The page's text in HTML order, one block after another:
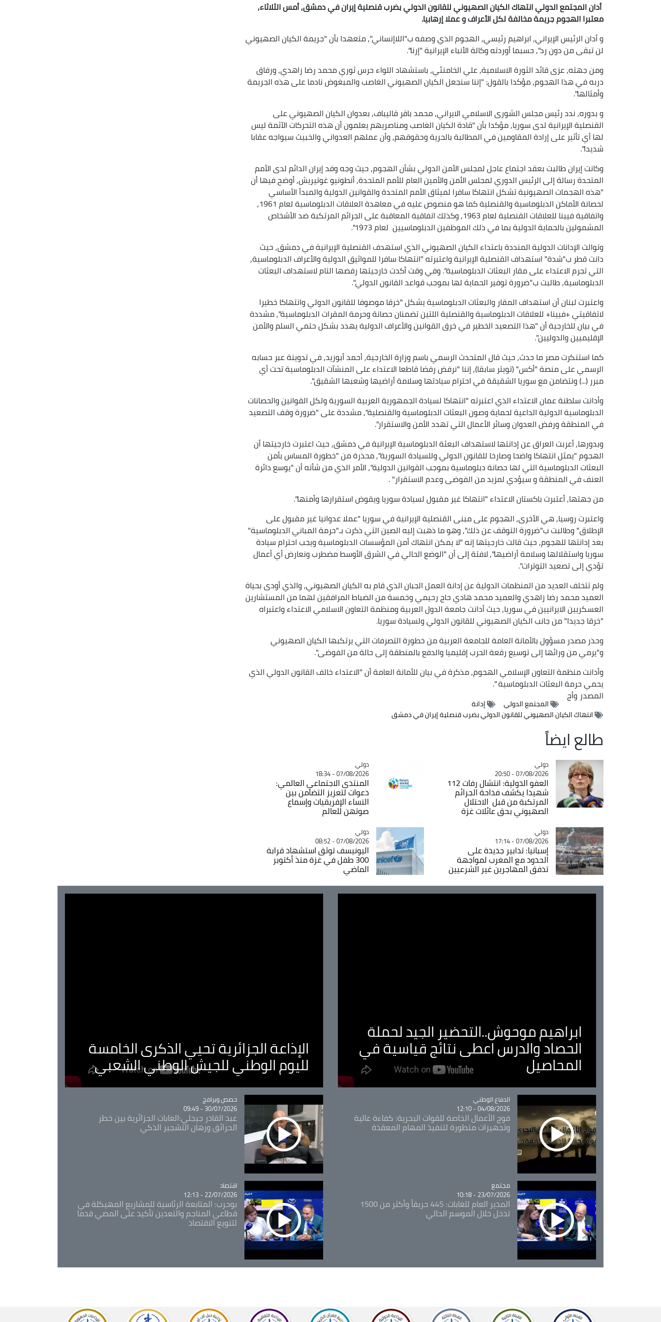
أدان المجتمع الدولي انتهاك الكيان الصهيوني للقانون الدولي بضرب قنصلية إيران في دمشق, أمس الثلاثاء,
معتبرا الهجوم جريمة مخالفة لكل الأعراف و عملا إرهابيا.
و أدان الرئيس الإيراني, ابراهيم رئيسي, الهجوم الذي وصفه ب"اللاإنساني", متعهدا بأن "جريمة الكيان الصهيوني
لن تبقى من دون رد", حسبما أوردته وكالة الأنباء الإيرانية "إرنا".
ومن جهته, عزى قائد الثورة الاسلامية, علي الخامنئي, باستشهاد اللواء حرس ثوري محمد رضا زاهدي, ورفاق
دربه في هذا الهجوم, مؤكدا بالقول: "إننا سنجعل الكيان الصهيوني الغاصب والمبغوض نادما على هذه الجريمة
وأمثالها".
و بدوره, ندد رئيس مجلس الشورى الاسلامي الايراني, محمد باقر قاليباف, بعدوان الكيان الصهيوني على
القنصلية الإيرانية لدى سوريا, مؤكدا بأن "قادة الكيان الغاصب ومناصريهم يعلمون أن هذه التحركات الآثمة ليس
لها أي تأثير على إرادة المقاومين في المطالبة بالحرية وحقوقهم, وأن عملهم العدواني والخبيث سيواجه عقابا
شديدا".
وكانت إيران طالبت بعقد اجتماع عاجل لمجلس الأمن الدولي بشأن الهجوم, حيث وجه وفد إيران الدائم لدى الأمم
المتحدة رسالة إلى الرئيس الدوري لمجلس الأمن والأمين العام للأمم المتحدة, أنطونيو غوتيريش, أوضح فيها أن
"هذه الهجمات الصهيونية تشكل انتهاكا سافرا لميثاق الأمم المتحدة والقوانين الدولية والمبدأ الأساسي
لحصانة الأماكن الدبلوماسية والقنصلية كما هو منصوص عليه في معاهدة العلاقات الدبلوماسية لعام 1961,
واتفاقية فيينا للعلاقات القنصلية لعام 1963, وكذلك اتفاقية المعاقبة على الجرائم المرتكبة ضد الأشخاص
المشمولين بالحماية الدولية بما في ذلك الموظفين الدبلوماسيين لعام 1973".
وتوالت الإدانات الدولية المنددة باعتداء الكيان الصهيوني الذي استهدف القنصلية الإيرانية في دمشق, حيث
دانت قطر ب"شدة" استهداف القنصلية الإيرانية واعتبرته "انتهاكا سافرا للمواثيق الدولية والأعراف الدبلوماسية,
التي تجرم الاعتداء على مقار البعثات الدبلوماسية". وفي وقت أكدت خارجيتها رفضها التام لاستهداف البعثات
الدبلوماسية, طالبت ب"ضرورة توفير الحماية لها بموجب قواعد القانون الدولي".
واعتبرت لبنان أن استهداف المقار والبعثات الدبلوماسية يشكل "خرقا موصوفا للقانون الدولي وانتهاكا خطيرا
لاتفاقيتي +فيينا+ للعلاقات الدبلوماسية والقنصلية اللتين تضمنان حصانة وحرمة المقرات الدبلوماسية", مشددة
في بيان للخارجية أن "هذا التصعيد الخطير في خرق القوانين والأعراف الدولية يهدد بشكل حتمي السلم والأمن
الإقليميين والدوليين".
كما استنكرت مصر ما حدث, حيث قال المتحدث الرسمي باسم وزارة الخارجية, أحمد أبوزيد, في تدوينة عبر حسابه
الرسمي على منصة "أكس" (تويتر سابقا), إننا "نرفض رفضا قاطعا الاعتداء على المنشآت الدبلوماسية تحت أي
مبرر (...) ونتضامن مع سوريا الشقيقة في احترام سيادتها وسلامة أراضيها وشعبها الشقيق".
وأدانت سلطنة عمان الاعتداء الذي اعتبرته "انتهاكا لسيادة الجمهورية العربية السورية ولكل القوانين والحصانات
الدبلوماسية الدولية الداعية لحماية وصون البعثات الدبلوماسية والقنصلية", مشددة على "ضرورة وقف التصعيد
في المنطقة ورفض العدوان وسائر الأعمال التي تهدد الأمن والاستقرار".
وبدورها, أعربت العراق عن إدانتها لاستهداف البعثة الدبلوماسية الإيرانية في دمشق, حيث اعتبرت خارجيتها أن
الهجوم "يمثل انتهاكا واضحا وصارخا للقانون الدولي وللسيادة السورية", محذرة من "خطورة المساس بأمن
البعثات الدبلوماسية التي لها حصانة دبلوماسية بموجب القوانين الدولية", الأمر الذي من شأنه أن "يوسع دائرة
العنف في المنطقة و سيؤدي لمزيد من الفوضى وعدم الاستقرار" .
من جهتها, أعتبرت باكستان الاعتداء "انتهاكا غير مقبول لسيادة سوريا ويقوض استقرارها وأمنها".
واعتبرت روسيا, هي الأخرى, الهجوم على مبنى القنصلية الإيرانية في سوريا "عملا عدوانيا غير مقبول على
الإطلاق" وطالبت ب"ضرورة التوقف عن ذلك", وهو ما ذهبت إليه الصين التي ذكرت بـ"حرمة المباني الدبلوماسية"
بعد إدانتها للهجوم, حيث قالت خارجيتها إنه "لا يمكن انتهاك أمن المؤسسات الدبلوماسية ويجب احترام سيادة
سوريا واستقلالها وسلامة أراضيها", لافتة إلى أن "الوضع الحالي في الشرق الأوسط مضطرب ونعارض أي أعمال
تؤدي إلى تصعيد التوترات".
ولم تتخلف العديد من المنظمات الدولية عن إدانة العمل الجبان الذي قام به الكيان الصهيوني, والذي أودى بحياة
العميد محمد رضا زاهدي والعميد محمد هادي حاج رحيمي وخمسة من الضباط المرافقين لهما من المستشارين
العسكريين الايرانيين في سوريا, حيث أدانت جامعة الدول العربية ومنظمة التعاون الاسلامي الاعتداء واعتبراه
"خرقا جديدا" من جانب الكيان الصهيوني للقانون الدولي ولسيادة سوريا.
وحذر مصدر مسؤول بالأمانة العامة للجامعة العربية من خطورة التصرفات التي يرتكبها الكيان الصهيوني
و"يرمي من ورائها إلى توسيع رقعة الحرب إقليميا والدفع بالمنطقة إلى حالة من الفوضى".
وأدانت منظمة التعاون الإسلامي الهجوم, مذكرة في بيان للأمانة العامة أن "الاعتداء خالف القانون الدولي الذي
يحمي حرمة البعثات الدبلوماسية ".
المصدر وأج
المجتمع الدولي
إدانة
انتهاك الكيان الصهيوني للقانون الدولي بضرب قنصلية إيران في دمشق
طالع ايضاً
Catégorie
دولي
07/08/2026 - 20:50
العفو الدولية: انتشال رفات 112
شهيدا يكشف فداحة الجرائم
المرتكبة من قبل الاحتلال
الصهيوني بحق عائلات غزة
Catégorie
دولي
07/08/2026 - 18:34
المنتدى الاجتماعي العالمي:
دعوات لتعزيز التضامن بين
النساء الإفريقيات وإسماع
صوتهن للعالم
Catégorie
دولي
07/08/2026 - 17:14
إسبانيا: تدابير جديدة على
الحدود مع المغرب لمواجهة
تدفق المهاجرين غير الشرعيين
Catégorie
دولي
07/08/2026 - 08:52
اليونيسف توثق استشهاد قرابة
300 طفل في غزة منذ أكتوبر
الماضي
ابراهيم موحوش..التحضير الجيد لحملة
الحصاد والدرس اعطى نتائج قياسية في
المحاصيل
الإذاعة الجزائرية تحيي الذكرى الخامسة
لليوم الوطني للجيش الوطني الشعبي
Catégorie
الدفاع الوطني
04/08/2026 - 12:10
فوج الأعمال الخاصة للقوات البحرية: كفاءة عالية
وتجهيزات متطورة لتنفيذ المهام المعقدة
Catégorie
حصص وبرامج
30/07/2026 - 09:49
عبد القادر جيجلي:الغابات الجزائرية بين خطر
الحرائق ورهان التشجير الذكي
Catégorie
مجتمع
23/07/2026 - 10:18
المدير العام للغابات: 445 حريقاً وأكثر من 1500
تدخل خلال الموسم الحالي
Catégorie
اقتصاد
22/07/2026 - 12:13
بوحرب: المتابعة الرئاسية للمشاريع المهيكلة في
قطاعي المناجم والتعدين تأكيد على المضي قدما
لتنويع الاقتصاد